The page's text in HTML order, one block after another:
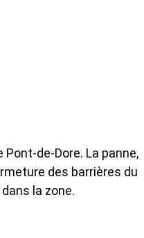
de-Dore. La panne,
des barrières du
la zone.